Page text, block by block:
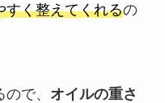
すく整えてくれるの
で、 オイルの重さ